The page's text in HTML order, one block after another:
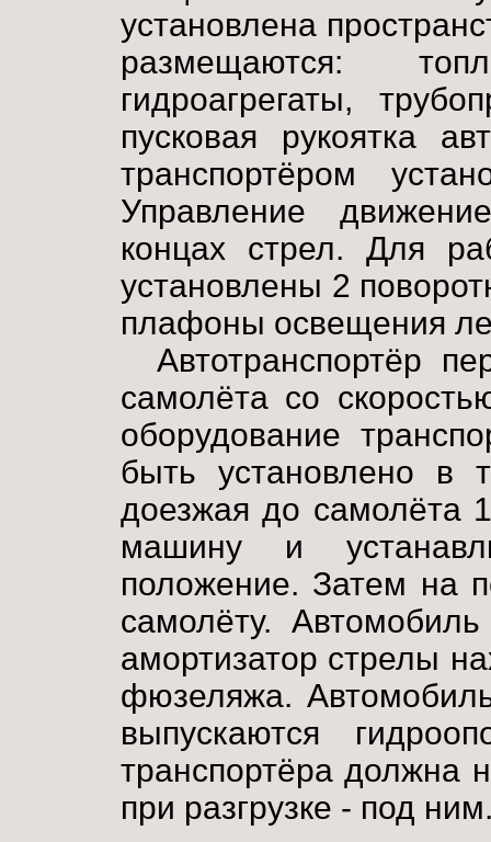
установлена
размещаются:
гидроагрегаты,
пусковая рукоятка
транспортёром
Управление
концах стрел. Для
установлены 2
плафоны освещения
Автотранспортёр
самолёта со
оборудование
быть установлено в
доезжая до самолёта
машину и
положение. Затем на
самолёту.
амортизатор стрелы
фюзеляжа.
выпускаются
транспортёра должна
при разгрузке - под